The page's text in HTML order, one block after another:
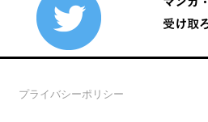
プライバシーポリシー